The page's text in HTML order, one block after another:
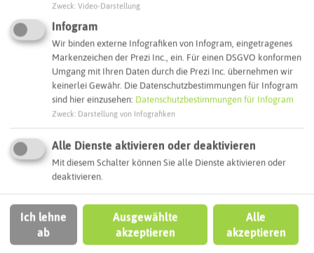
Routenplanung zum Ziel:
ÖPNV-Route finden
Autoroute finden
ATTRAKTIONEN IN DER UMGEBUNG
Was ihr hier noch erleben könnt
HALTERN AM SEE
Zweck Video-Darstellung
Infogram
Wir binden externe Infografiken von Infogram, eingetragenes
Markenzeichen der Prezi Inc., ein. Für einen DSGVO konformen
Umgang mit Ihren Daten durch die Prezi Inc. übernehmen wir
keinerlei Gewähr. Die Datenschutzbestimmungen für Infogram
sind hier einzusehen: Datenschutzbestimmungen für Infogram
Zweck Darstellung von Infografiken
Alle Dienste aktivieren oder deaktivieren
Mit diesem Schalter können Sie alle Dienste aktivieren oder
deaktivieren.
Ich lehne
ab
Ausgewählte
akzeptieren
Alle
akzeptieren